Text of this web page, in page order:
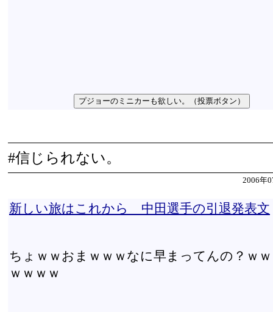
#信じられない。
2006年
新しい旅はこれから 中田選手の引退発表文
ちょｗｗおまｗｗｗなに早まってんの？ｗ
ｗｗｗｗ